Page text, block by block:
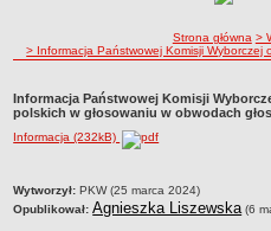
Lokalizacja
Insygnia gminy
Dane statystyczne
Związki i stowarzyszenia
Realizacja zadań publicznych
ścieżka nawigacji
Strona główna >
> Informacja Państwowej Komisji Wyborczej
Informacja Państwowej Komisji
polskich w głosowaniu w obwodach
Informacja (232kB)
metryczka
Wytworzył: PKW (25 marca 2024)
Opublikował: Agnieszka Liszewska(6